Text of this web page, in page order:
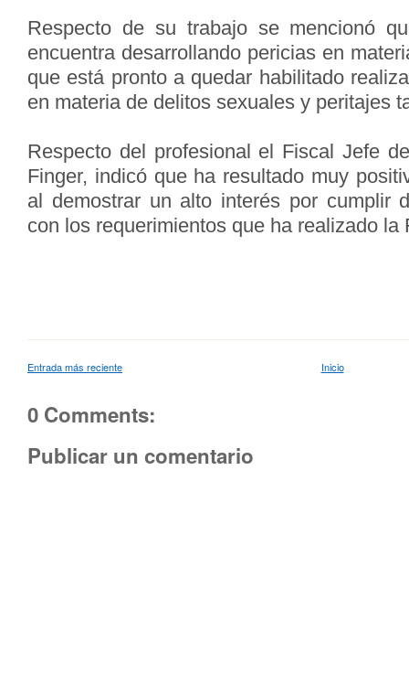
Respecto de su trabajo se mencionó
encuentra desarrollando pericias en
que está pronto a quedar habilitado
en materia de delitos sexuales y peritajes
Respecto del profesional el Fiscal Jefe
Finger, indicó que ha resultado muy
al demostrar un alto interés por cumplir
con los requerimientos que ha realizado la
Entrada más reciente Inicio
0 Comments:
Publicar un comentario